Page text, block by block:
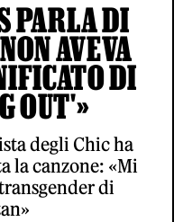
PARLA DI
AVEVA
DI
OUT'»
degli Chic ha
la canzone: «Mi
di